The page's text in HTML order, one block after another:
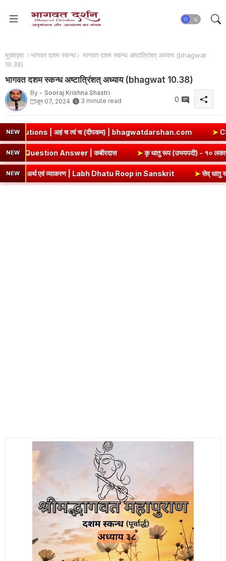
मुख्यपृष्ठ भागवत दशम स्कन्ध
भागवत दशम स्कन्ध अष्टात्रिंशत् अध्याय (bhagwat
10.38)
भागवत दशम स्कन्ध अष्टात्रिंशत् अध्याय (bhagwat 10.38)
By - Sooraj Krishna Shastri
जून 07, 2024
3 minute read 0
NEW
च (दीपकम) | bhagwatdarshan.com ➤Class 6 Sanskrit
NEW 5 Summary & Question Answer | कबीरदास ➤कृ धातु
NEW | Labh Dhatu Roop in Sanskrit ➤सेव् धातु रूप - १० लकार,